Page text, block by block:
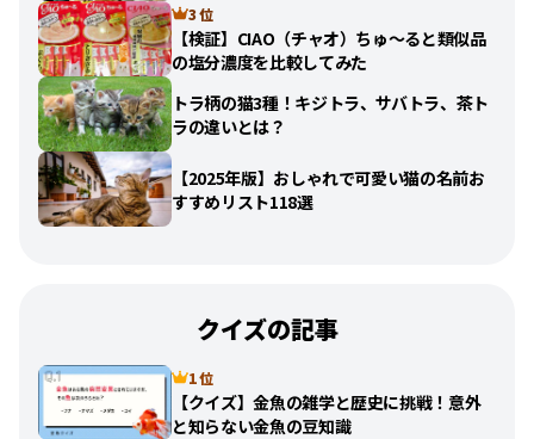
3 位
【検証】CIAO（チャオ）ちゅ〜ると類似品
の塩分濃度を比較してみた
トラ柄の猫3種！キジトラ、サバトラ、茶ト
ラの違いとは？
【2025年版】おしゃれで可愛い猫の名前お
すすめリスト118選
クイズの記事
1 位
【クイズ】金魚の雑学と歴史に挑戦！意外
と知らない金魚の豆知識